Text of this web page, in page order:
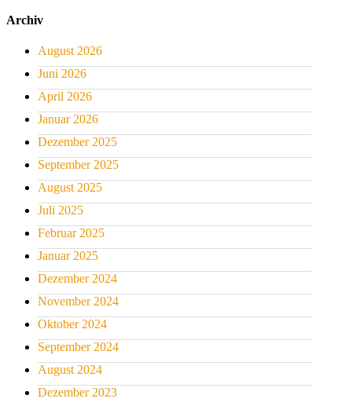
Archiv
August 2026
Juni 2026
April 2026
Januar 2026
Dezember 2025
September 2025
August 2025
Juli 2025
Februar 2025
Januar 2025
Dezember 2024
November 2024
Oktober 2024
September 2024
August 2024
Dezember 2023